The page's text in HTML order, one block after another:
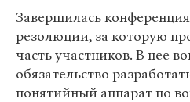
Завершилась
резолюции, за которую
часть участников. В нее
обязательство
понятийный аппарат по